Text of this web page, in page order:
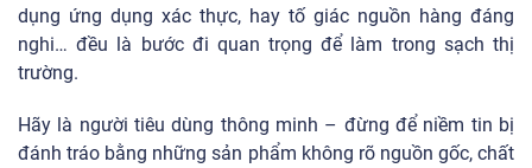
dụng ứng dụng xác thực, hay tố giác nguồn hàng đáng
nghi… đều là bước đi quan trọng để làm trong sạch thị
trường.
Hãy là người tiêu dùng thông minh – đừng để niềm tin bị
đánh tráo bằng những sản phẩm không rõ nguồn gốc, chất